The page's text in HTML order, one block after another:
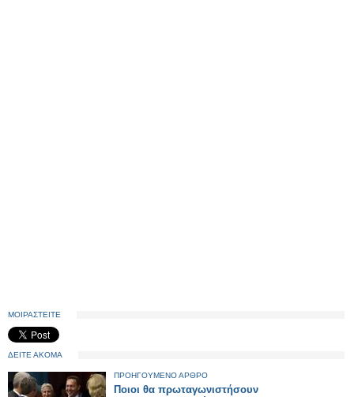
ΜΟΙΡΑΣΤΕΙΤΕ
ΔΕΙΤΕ ΑΚΟΜΑ
ΠΡΟΗΓΟΥΜΕΝΟ ΑΡΘΡΟ
Ποιοι θα πρωταγωνιστήσουν